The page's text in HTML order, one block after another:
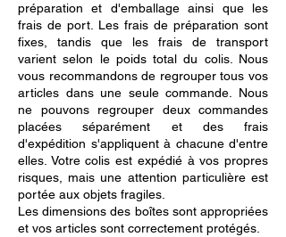
préparation et d'emballage ainsi que les
frais de port. Les frais de préparation sont
fixes, tandis que les frais de transport
varient selon le poids total du colis. Nous
vous recommandons de regrouper tous vos
articles dans une seule commande. Nous
ne pouvons regrouper deux commandes
placées séparément et des frais
d'expédition s'appliquent à chacune d'entre
elles. Votre colis est expédié à vos propres
risques, mais une attention particulière est
portée aux objets fragiles.
Les dimensions des boîtes sont appropriées
et vos articles sont correctement protégés.